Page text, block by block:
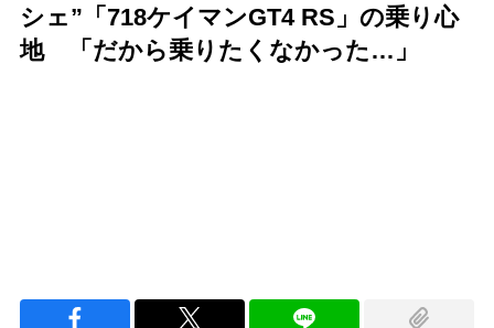
シェ”「718ケイマンGT4 RS」の乗り心
地 「だから乗りたくなかった…」